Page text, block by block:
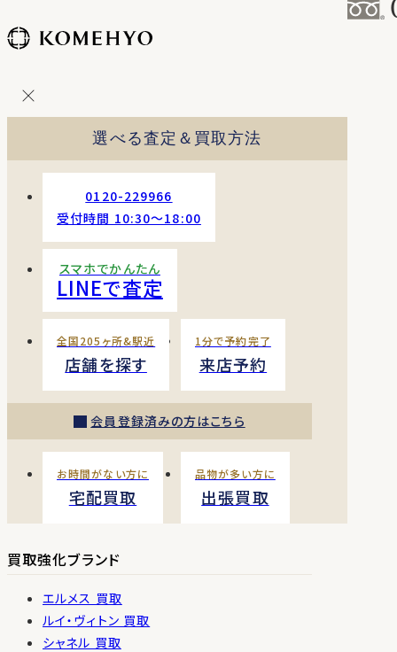
ン
選べる査定＆買取方法
0120-229966
受付時間 10:30〜18:00
スマホでかんたん
LINEで査定
全国205ヶ所&駅近
店舗を探す
1分で予約完了
来店予約
会員登録済みの方はこちら
お時間がない方に
宅配買取
品物が多い方に
出張買取
買取強化ブランド
エルメス 買取
ルイ・ヴィトン 買取
シャネル 買取